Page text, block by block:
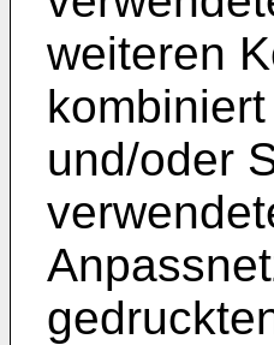
weiteren
und/oder